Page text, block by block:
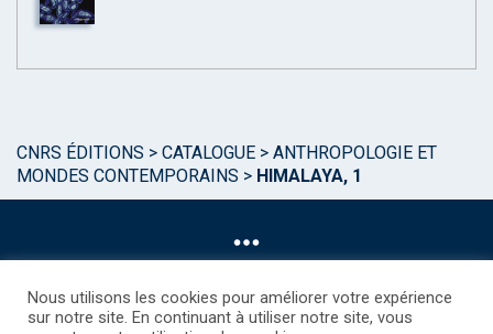
CNRS ÉDITIONS > CATALOGUE > ANTHROPOLOGIE ET
MONDES CONTEMPORAINS > HIMALAYA, 1
Nous utilisons les cookies pour améliorer votre expérience
sur notre site. En continuant à utiliser notre site, vous